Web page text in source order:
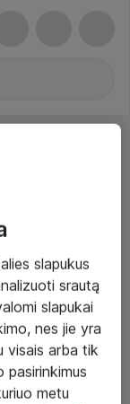
slapukus
srautą
slapukai
nes jie yra
visais arba tik
pasirinkimus
metu